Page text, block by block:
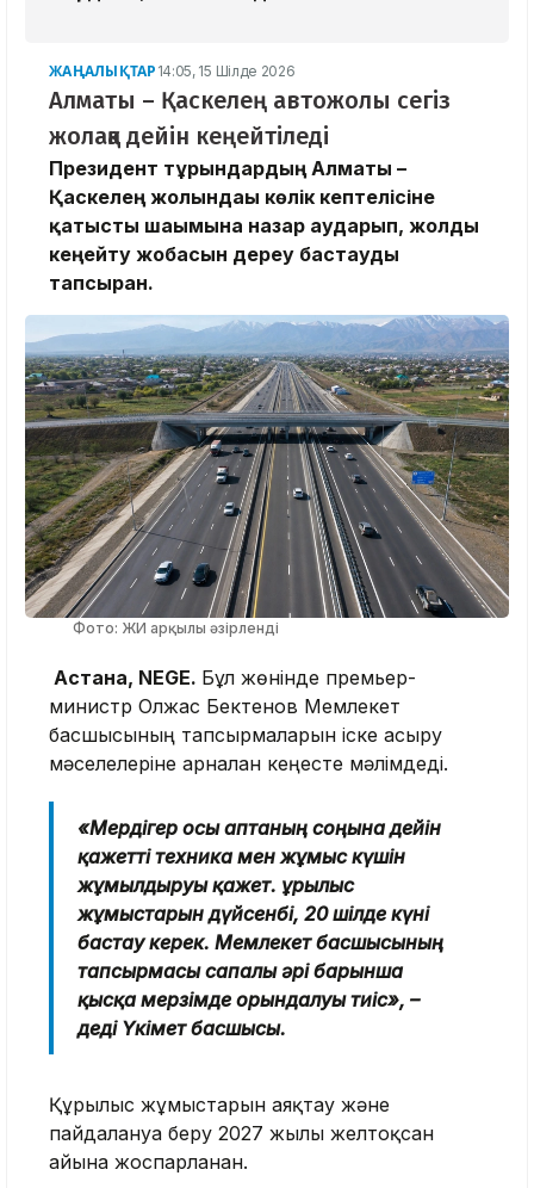
ЖАҢАЛЫҚТАР 14:05, 15 Шілде 2026
Алматы – Қаскелең автожолы сегіз
жолаққа дейін кеңейтіледі
Президент тұрғындардың Алматы –
Қаскелең жолындағы көлік кептелісіне
қатысты шағымына назар аударып, жолды
кеңейту жобасын дереу бастауды
тапсырған.
Фото: ЖИ арқылы әзірленді
Астана, NEGE. Бұл жөнінде премьер-
министр Олжас Бектенов Мемлекет
басшысының тапсырмаларын іске асыру
мәселелеріне арналған кеңесте мәлімдеді.
«Мердігер осы аптаның соңына дейін
қажетті техника мен жұмыс күшін
жұмылдыруы қажет. Құрылыс
жұмыстарын дүйсенбі, 20 шілде күні
бастау керек. Мемлекет басшысының
тапсырмасы сапалы әрі барынша
қысқа мерзімде орындалуы тиіс», –
деді Үкімет басшысы.
Құрылыс жұмыстарын аяқтау және
пайдалануға беру 2027 жылғы желтоқсан
айына жоспарланған.